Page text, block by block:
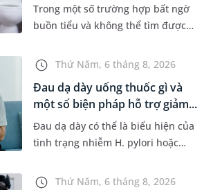
Trong một số trường hợp bất ngờ
buồn tiểu và không thể tìm được
dụng phương pháp bấm huyệt
nhịn tiểu. Vậy cách bấm huyệt
nhịn...
Thứ Năm, 6 tháng 8, 2026
Đau dạ dày uống thuốc gì và
một số biện pháp hỗ trợ giảm...
Đau dạ dày có thể là biểu hiện của
tình trạng nhiễm H. pylori hoặc
Dựa theo nguyên nhân cụ thể, bác
Thứ Năm, 6 tháng 8, 2026